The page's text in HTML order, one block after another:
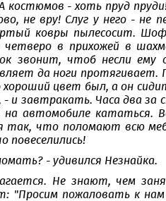
- хоть пруд
не вру! Слуг у него - не
ковры пылесосит.
в прихожей в
звонит, чтоб несли
да ноги
хороший цвет был, а он
- и завтракать. Часа два
автомобиле кататься.
так, что поломают всю
повеселились!
- удивился Незнайка.
Не знают, чем
"Просим пожаловать к